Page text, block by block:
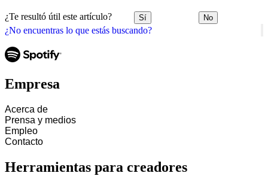
¿No encuentras lo que estás buscando?
¿Te resultó útil este artículo? Sí No
Empresa
Acerca de
Prensa y medios
Empleo
Contacto
Herramientas para creadores